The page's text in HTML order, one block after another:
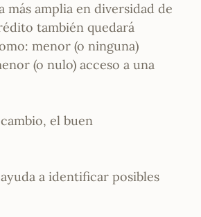
amplia en diversidad de
también quedará
menor (o ninguna)
(o nulo) acceso a una
el buen
a identificar posibles